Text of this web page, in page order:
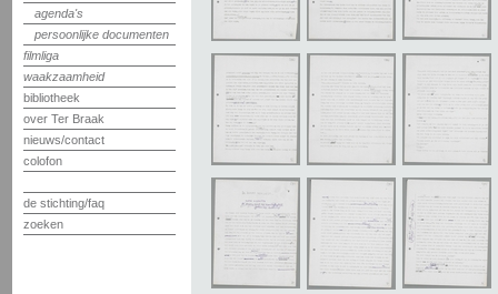
agenda's
persoonlijke documenten
filmliga
waakzaamheid
bibliotheek
over Ter Braak
nieuws/contact
colofon
de stichting/faq
zoeken